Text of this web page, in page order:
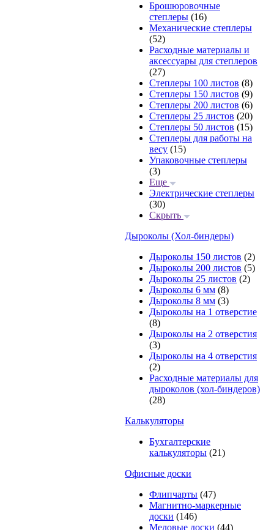
Брошюровочные
степлеры (16)
Механические степлеры
(52)
Расходные материалы и
аксессуары для степлеров
(27)
Степлеры 100 листов (8)
Степлеры 150 листов (9)
Степлеры 200 листов (6)
Степлеры 25 листов (20)
Степлеры 50 листов (15)
Степлеры для работы на
весу (15)
Упаковочные степлеры
(3)
Еще
Электрические степлеры
(30)
Скрыть
Дыроколы (Хол-биндеры)
Дыроколы 150 листов (2)
Дыроколы 200 листов (5)
Дыроколы 25 листов (2)
Дыроколы 6 мм (8)
Дыроколы 8 мм (3)
Дыроколы на 1 отверстие
(8)
Дыроколы на 2 отверстия
(3)
Дыроколы на 4 отверстия
(2)
Расходные материалы для
дыроколов (хол-биндеров)
(28)
Калькуляторы
Бухгалтерские
калькуляторы (21)
Офисные доски
Флипчарты (47)
Магнитно-маркерные
доски (146)
Меловые доски (44)